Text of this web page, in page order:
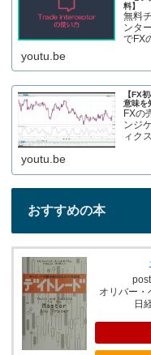
料】
無料
ンタ
でFX
数の
で解
youtu.be
【FX
意味を
FXの
ンジ
ィク
youtu.be
おすすめの本
オリバー・
日